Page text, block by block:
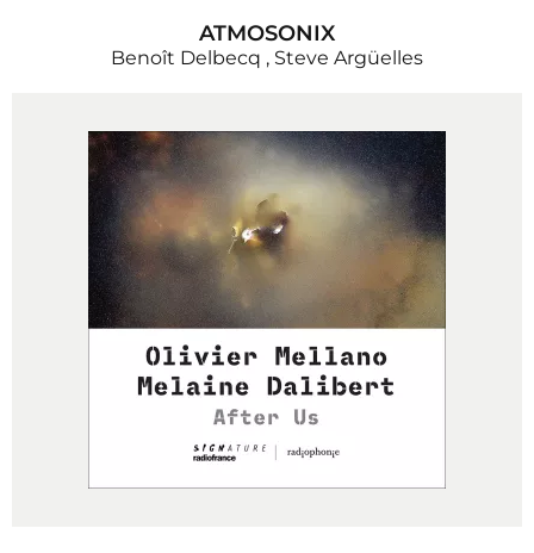
ATMOSONIX
Benoît Delbecq , Steve Argüelles